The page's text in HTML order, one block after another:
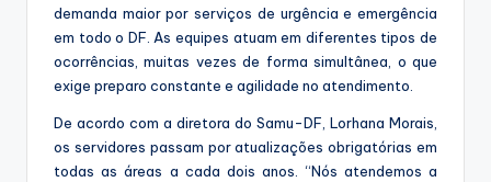
demanda maior por serviços de urgência e emergência
em todo o DF. As equipes atuam em diferentes tipos de
ocorrências, muitas vezes de forma simultânea, o que
exige preparo constante e agilidade no atendimento.
De acordo com a diretora do Samu-DF, Lorhana Morais,
os servidores passam por atualizações obrigatórias em
todas as áreas a cada dois anos. “Nós atendemos a